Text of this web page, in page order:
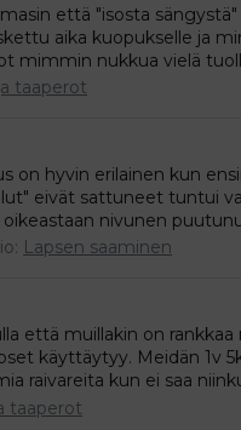
että "isosta
aika kuopukselle ja
mimmin nukkua vielä
taaperot
on hyvin erilainen kun
eivät sattuneet tuntui
nivunen
Lapsen saaminen
että muillakin on
käyttäytyy. Meidän 1v
raivareita kun ei saa
taaperot